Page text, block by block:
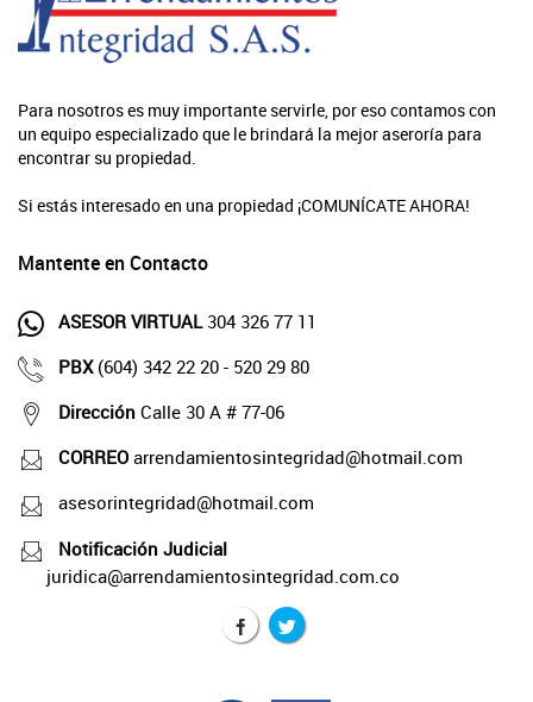
Para nosotros es muy importante servirle, por eso contamos con
un equipo especializado que le brindará la mejor aseroría para
encontrar su propiedad.
Si estás interesado en una propiedad ¡COMUNÍCATE AHORA!
Mantente en Contacto
ASESOR VIRTUAL304 326 77 11
PBX (604) 342 22 20 - 520 29 80
Dirección Calle 30 A # 77-06
CORREO arrendamientosintegridad@hotmail.com
asesorintegridad@hotmail.com
Notificación Judicial
juridica@arrendamientosintegridad.com.co